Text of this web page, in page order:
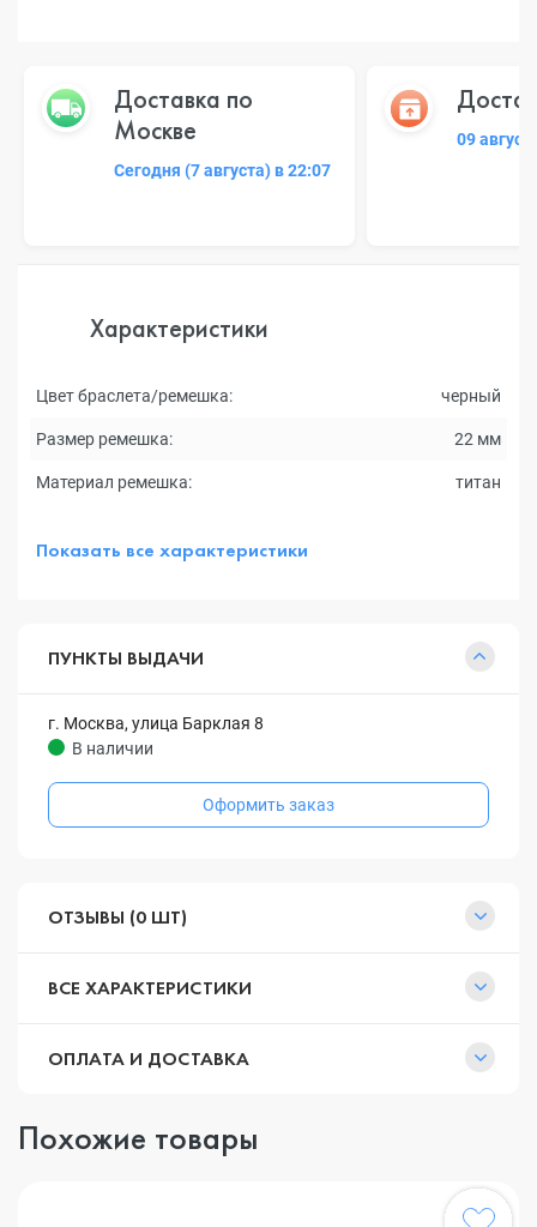
Доставка по
Москве
Сегодня (7 августа) в 22:07
09
Характеристики
Цвет браслета/ремешка: черный
Размер ремешка: 22 мм
Материал ремешка: титан
Показать все характеристики
ПУНКТЫ ВЫДАЧИ
г. Москва, улица Барклая 8
В наличии
Оформить заказ
ОТЗЫВЫ (0 ШТ)
ВСЕ ХАРАКТЕРИСТИКИ
ОПЛАТА И ДОСТАВКА
Похожие товары